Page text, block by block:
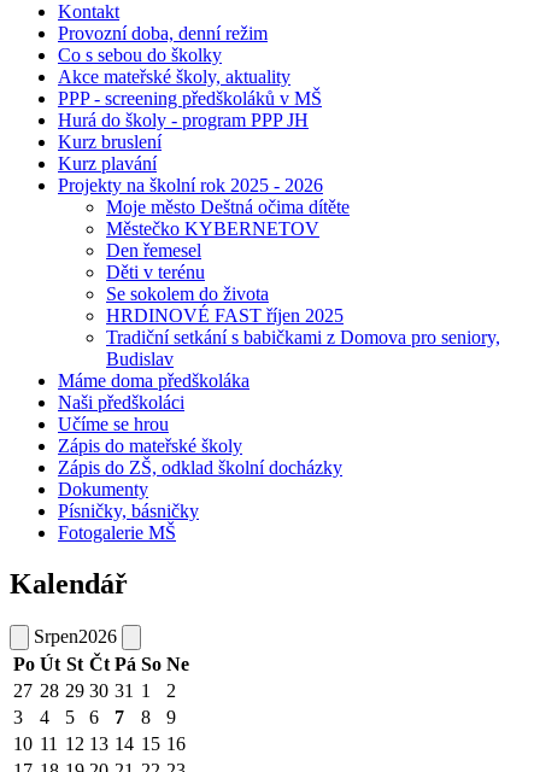
Kontakt
Provozní doba, denní režim
Co s sebou do školky
Akce mateřské školy, aktuality
PPP - screening předškoláků v MŠ
Hurá do školy - program PPP JH
Kurz bruslení
Kurz plavání
Projekty na školní rok 2025 - 2026
Moje město Deštná očima dítěte
Městečko KYBERNETOV
Den řemesel
Děti v terénu
Se sokolem do života
HRDINOVÉ FAST říjen 2025
Tradiční setkání s babičkami z Domova pro seniory,
Budislav
Máme doma předškoláka
Naši předškoláci
Učíme se hrou
Zápis do mateřské školy
Zápis do ZŠ, odklad školní docházky
Dokumenty
Písničky, básničky
Fotogalerie MŠ
Kalendář
Srpen2026
Po Út St Čt Pá So Ne
27 28 29 30 31 1
2
3
4 5 6 7 8
9
10 11 12 13 14 15 16